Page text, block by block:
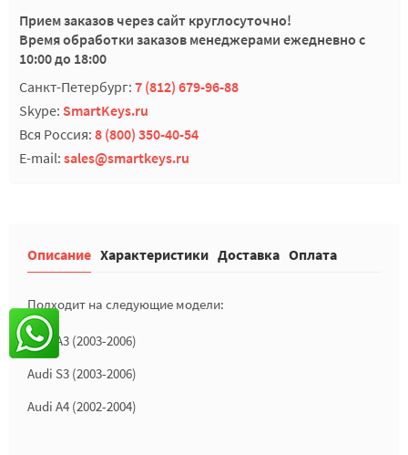
Прием заказов через сайт круглосуточно!
Время обработки заказов менеджерами ежедневно с
10:00 до 18:00
Санкт-Петербург: 7 (812) 679-96-88
Skype: SmartKeys.ru
Вся Россия: 8 (800) 350-40-54
E-mail: sales@smartkeys.ru
Описание Характеристики Доставка Оплата
Подходит на следующие модели:
Audi A3 (2003-2006)
Audi S3 (2003-2006)
Audi A4 (2002-2004)